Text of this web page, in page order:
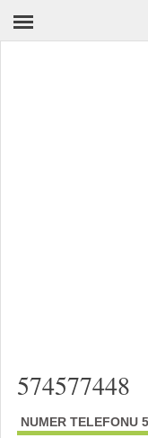
574577448
NUMER TELEFONU